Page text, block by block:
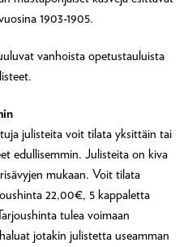
1903-1905.
vanhoista opetustauluista
julisteita voit tilata yksittäin tai
edullisemmin. Julisteita on kiva
mukaan. Voit tilata
22,00€, 5 kappaletta
tulea voimaan
jotakin julistetta useamman